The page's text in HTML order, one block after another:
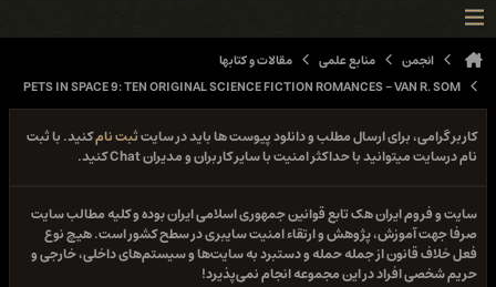
انجمن منابع علمی
مقالات و کتابها
PETS IN SPACE 9: TEN ORIGINAL SCIENCE FICTION ROMANCES - VAN R. SOM
کاربر گرامی، برای ارسال مطلب و دانلود پیوست ها باید در سایتثبت نامکنید. با ثبت
نام درسایت میتوانید با حداکثر امنیت با سایر کاربران و مدیران Chat کنید.
سایت و فروم ایران هک تابع قوانین جمهوری اسلامی ایران بوده و کلیه مطالب سایت
صرفا جهت آموزش، پژوهش و ارتقاء امنیت سایبری در سطح کشور است. هیچ نوع
فعل خلاف قانون از جمله حمله و دستبرد به سایت‌ها و سیستم‌های داخلی، خارجی و
حریم شخصی افراد در این مجموعه انجام نمی‌پذیرد!